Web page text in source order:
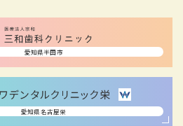
愛知県半田市
愛知県名古屋栄